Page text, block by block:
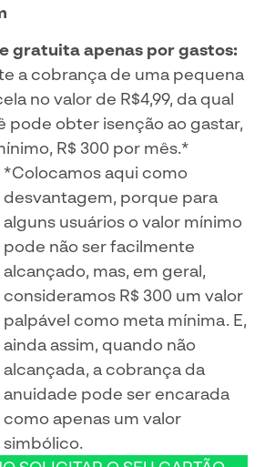
gratuita apenas por gastos:
a cobrança de uma pequena
no valor de R$4,99, da qual
pode obter isenção ao gastar,
R$ 300 por mês.*
*Colocamos aqui como
desvantagem, porque para
alguns usuários o valor mínimo
pode não ser facilmente
alcançado, mas, em geral,
consideramos R$ 300 um valor
palpável como meta mínima. E,
ainda assim, quando não
alcançada, a cobrança da
anuidade pode ser encarada
como apenas um valor
simbólico.